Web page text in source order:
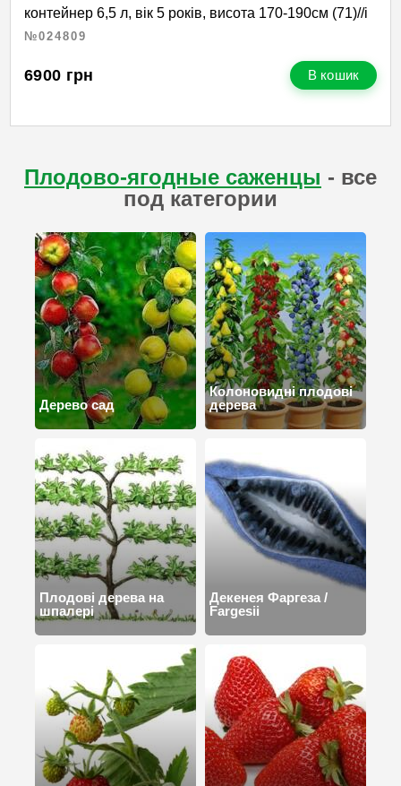
контейнер 6,5 л, вік 5 років, висота 170-190см (71)//і
№024809
6900 грн В кошик
Плодово-ягодные саженцы - все
под категории
Дерево сад
Колоновидні плодові
дерева
Плодові дерева на
шпалері
Декенея Фаргеза /
Fargesii